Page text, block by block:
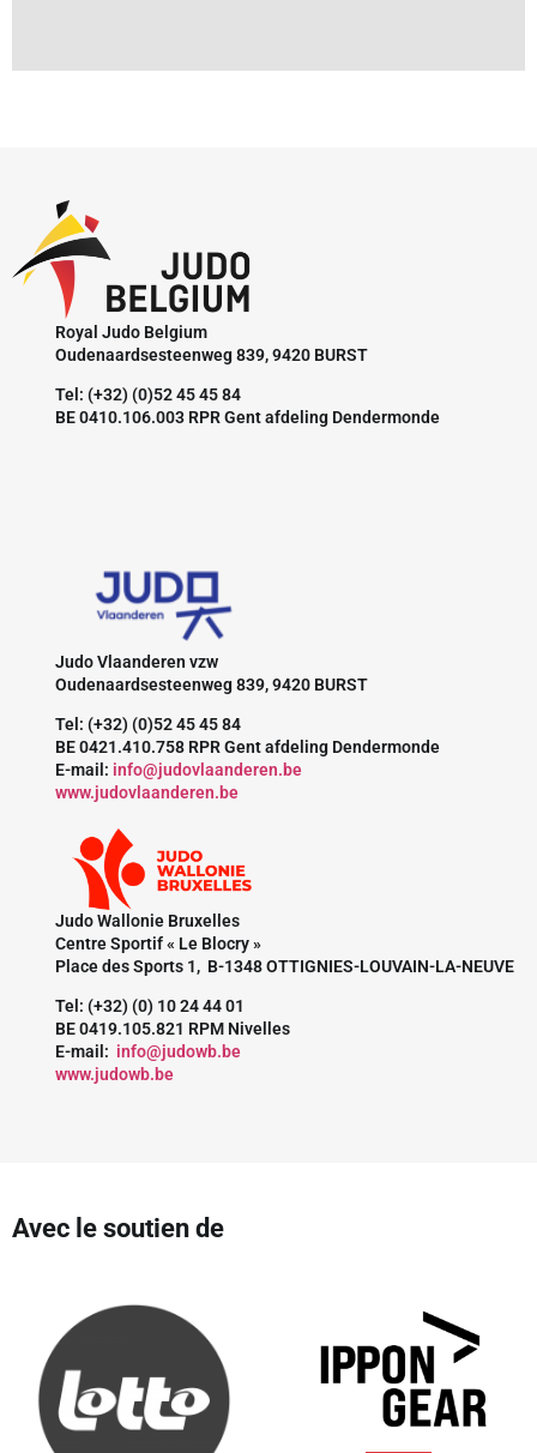
Royal Judo Belgium
Oudenaardsesteenweg 839, 9420 BURST
Tel: (+32) (0)52 45 45 84
BE 0410.106.003 RPR Gent afdeling Dendermonde
Judo Vlaanderen vzw
Oudenaardsesteenweg 839, 9420 BURST
Tel: (+32) (0)52 45 45 84
BE 0421.410.758 RPR Gent afdeling Dendermonde
E-mail: info@judovlaanderen.be
www.judovlaanderen.be
Judo Wallonie Bruxelles
Centre Sportif « Le Blocry »
Place des Sports 1, B-1348 OTTIGNIES-LOUVAIN-LA-NEUVE
Tel: (+32) (0) 10 24 44 01
BE 0419.105.821 RPM Nivelles
E-mail: info@judowb.be
www.judowb.be
Avec le soutien de